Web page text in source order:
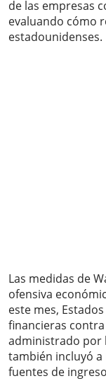
de las empresas
evaluando cómo
estadounidenses.
Las medidas de
ofensiva
este mes,
financieras
administrado por
también incluyó a
fuentes de